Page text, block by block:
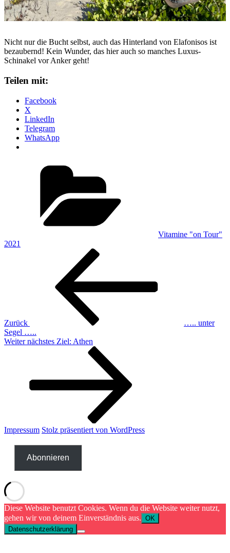
Nicht nur die Bucht selbst, auch das Hinterland von Elafonisos ist
bezaubernd! Kein Wunder, das hier auch so manches Luxus-
Schinakel vor Anker geht!
Teilen mit:
Facebook
X
LinkedIn
Telegram
WhatsApp
Vitamine "on Tour"
2021
Beitragsnavigation
Zurück
….. unter
Segel …..
Nächster
Weiter nächstes Ziel: Athen
Impressum Stolz präsentiert von WordPress
Abonnieren
Diese Website benutzt Cookies. Wenn du die Website weiter nutzt,
gehen wir von deinem Einverständnis aus. OK
Datenschutzerklärung